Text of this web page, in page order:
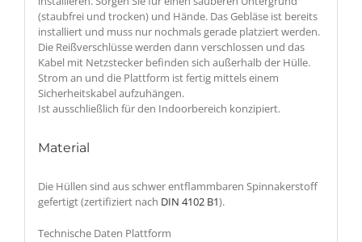
(staubfrei und trocken) und Hände. Das Gebläse ist bereits
installiert und muss nur nochmals gerade platziert werden.
Die Reißverschlüsse werden dann verschlossen und das
Kabel mit Netzstecker befinden sich außerhalb der Hülle.
Strom an und die Plattform ist fertig mittels einem
Sicherheitskabel aufzuhängen.
Ist ausschließlich für den Indoorbereich konzipiert.
Material
Die Hüllen sind aus schwer entflammbaren Spinnakerstoff
gefertigt (zertifiziert nach DIN 4102 B1).
Technische Daten Plattform